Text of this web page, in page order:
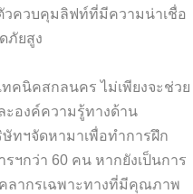
วควบคุมลิฟท์ที่มีความน่าเชื่อ
ภัยสูง
คนิคสกลนคร ไม่เพียงจะช่วย
ะองค์ความรู้ทางด้าน
ทฯจัดหามาเพื่อทำการฝึก
ฯกว่า 60 คน หากยังเป็นการ
คลากรเฉพาะทางที่มีคุณภาพ